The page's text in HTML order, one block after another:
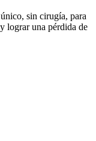
sin cirugía, para
lograr una pérdida de